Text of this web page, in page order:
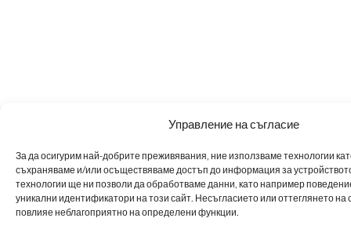
Управление на съгласие
За да осигурим най-добрите преживявания, ние използваме технологии
съхраняваме и/или осъществяваме достъп до информация за
технологии ще ни позволи да обработваме данни, като например
уникални идентификатори на този сайт. Несъгласието или оттеглянето на
повлияе неблагоприятно на определени функции.